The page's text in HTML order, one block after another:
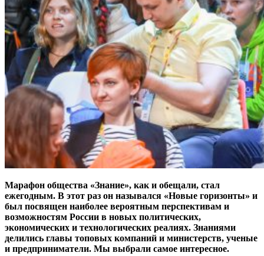
Марафон общества «Знание», как и обещали, стал
ежегодным. В этот раз он назывался «Новые горизонты» и
был посвящен наиболее вероятным перспективам и
возможностям России в новых политических,
экономических и технологических реалиях. Знаниями
делились главы топовых компаний и министерств, ученые
и предприниматели. Мы выбрали самое интересное.